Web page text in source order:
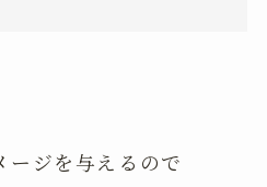
ージを与えるので